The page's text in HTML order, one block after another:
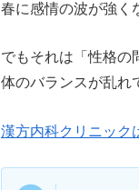
春に感情の波が強く
でもそれは「性格の
体のバランスが乱れ
漢方内科クリニック